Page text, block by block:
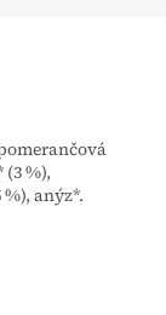
%),
anýz*.